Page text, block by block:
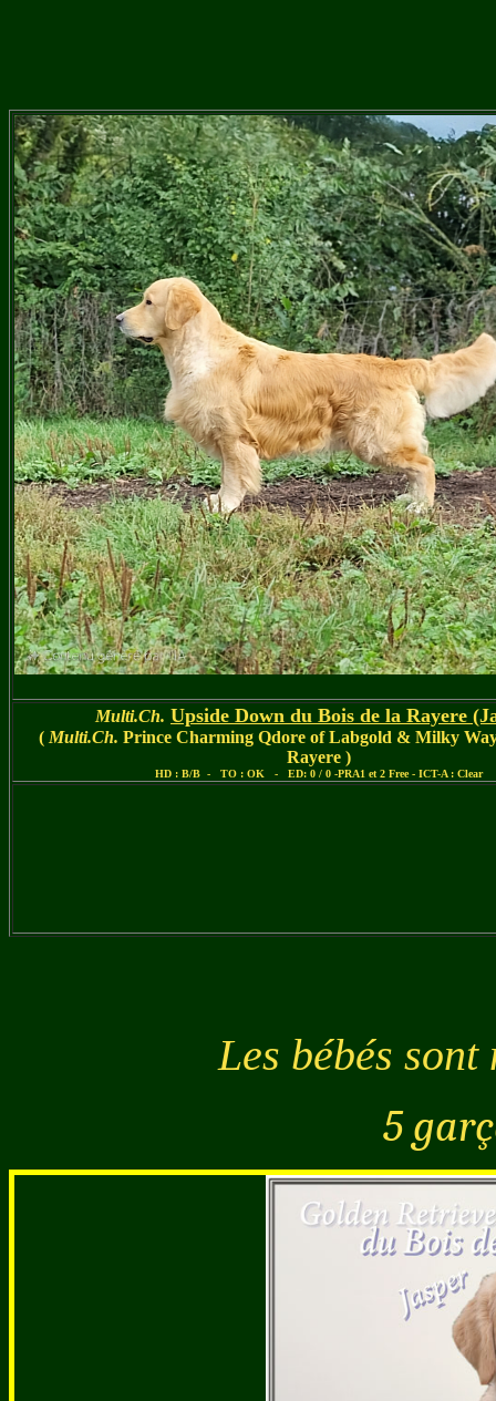
Multi.Ch. Upside Down du Bois de la Rayere
(Multi.Ch. Prince Charming Qdore of Labgold & Milky
Rayere )
HD : B/B - TO : OK - ED: 0 / 0 -PRA1 et 2 Free - ICT-A : Clear
Les bébés
5